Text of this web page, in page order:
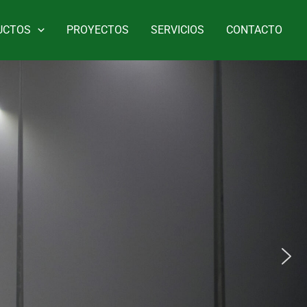
PROYECTOS SERVICIOS CONTACTO